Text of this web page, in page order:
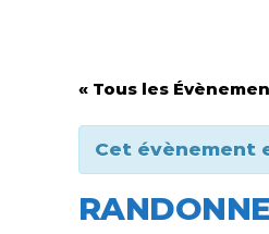
« Tous les
Cet évènement